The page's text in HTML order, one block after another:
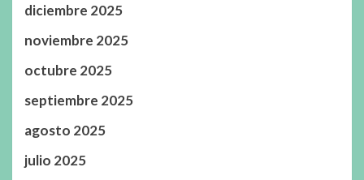
diciembre 2025
noviembre 2025
octubre 2025
septiembre 2025
agosto 2025
julio 2025